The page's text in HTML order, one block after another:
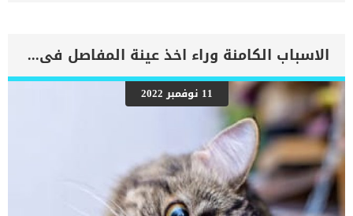
الطيور الأخرى. يبلغ طول عصفور الزينة الكوكتيل حوالي 30 سنتيمتر أما
وزنه فيصل إلى كيلو جرام، أما عن عمره فهو يعيش حتى 20 عام إذا تم
الاهتمام به ورعايته بشكل جيد، وتحتاج طيور الكوكتيل إلى سنة كاملة
لتكون جاهزة لوضع البيض والفقس، وتتوافر الكثير من المعلومات التي
من شأنها أن تساعد على التعامل مع هذا النوع من الطيور ورعايته
بالشكل المطلوب. اقرأ أيضا: نصائح في تربية عصافير الزينة الكوكتيل
المنزلية ماهي أنواع طيور الزينة وأشكالها معلومات عن تربية عصفور
الكناري تحديد جنس طائر الكوكتيل لمعرفة مواصفات عصافير الزينة
الكوكتيل يجب اولا معرفة كيفية تحديد جنس الطائر. يجد […]
الاسباب الكامنة وراء اخذ عينة المفاصل فى القطط
11 نوفمبر 2022